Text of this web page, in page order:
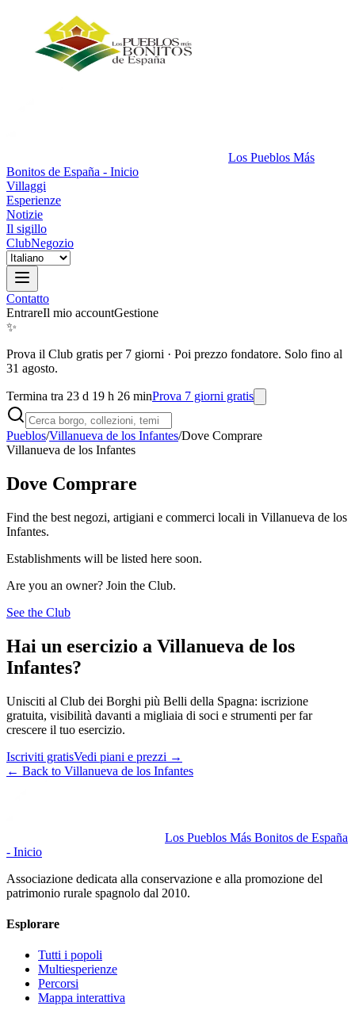
Los Pueblos Más
Bonitos de España - Inicio
Villaggi
Esperienze
Notizie
Il sigillo
ClubNegozio
Contatto
EntrareIl mio accountGestione
✨
Prova il Club gratis per 7 giorni · Poi prezzo fondatore. Solo fino al
31 agosto.
Termina tra 23 d 19 h 26 minProva 7 giorni gratis
Pueblos/Villanueva de los Infantes/Dove Comprare
Villanueva de los Infantes
Dove Comprare
Find the best negozi, artigiani e commerci locali in Villanueva de los
Infantes.
Establishments will be listed here soon.
Are you an owner? Join the Club.
See the Club
Hai un esercizio a Villanueva de los
Infantes?
Unisciti al Club dei Borghi più Belli della Spagna: iscrizione
gratuita, visibilità davanti a migliaia di soci e strumenti per far
crescere il tuo esercizio.
Iscriviti gratisVedi piani e prezzi →
← Back to Villanueva de los Infantes
Los Pueblos Más Bonitos de España
- Inicio
Associazione dedicata alla conservazione e alla promozione del
patrimonio rurale spagnolo dal 2010.
Esplorare
Tutti i popoli
Multiesperienze
Percorsi
Mappa interattiva